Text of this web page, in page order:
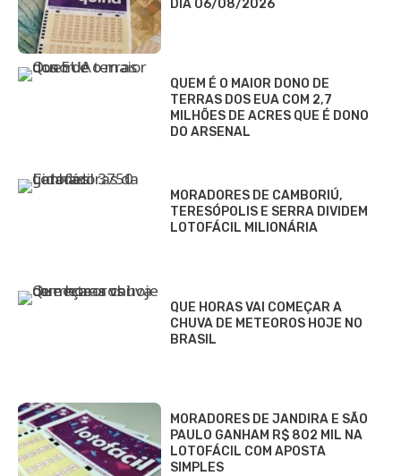
DIA 06/08/2026
QUEM É O MAIOR DONO DE
TERRAS DOS EUA COM 2,7
MILHÕES DE ACRES QUE É DONO
DO ARSENAL
MORADORES DE CAMBORIÚ,
TERESÓPOLIS E SERRA DIVIDEM
LOTOFÁCIL MILIONÁRIA
QUE HORAS VAI COMEÇAR A
CHUVA DE METEOROS HOJE NO
BRASIL
MORADORES DE JANDIRA E SÃO
PAULO GANHAM R$ 802 MIL NA
LOTOFÁCIL COM APOSTA
SIMPLES